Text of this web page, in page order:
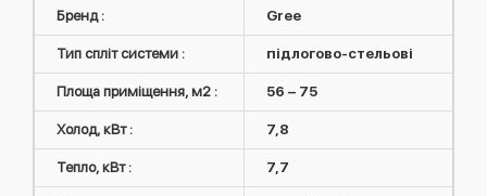
Бренд : Gree
Тип спліт системи : підлогово-стельові
Площа приміщення, м2 : 56 – 75
Холод, кВт : 7,8
Тепло, кВт : 7,7